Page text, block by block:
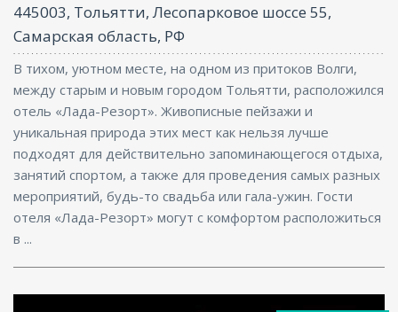
445003, Тольятти, Лесопарковое шоссе 55,
Самарская область, РФ
В тихом, уютном месте, на одном из притоков Волги,
между старым и новым городом Тольятти, расположился
отель «Лада-Резорт». Живописные пейзажи и
уникальная природа этих мест как нельзя лучше
подходят для действительно запоминающегося отдыха,
занятий спортом, а также для проведения самых разных
мероприятий, будь-то свадьба или гала-ужин. Гости
отеля «Лада-Резорт» могут с комфортом расположиться
в ...